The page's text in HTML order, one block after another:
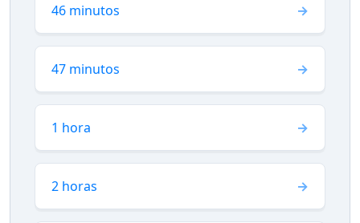
46 minutos
47 minutos
1 hora
2 horas